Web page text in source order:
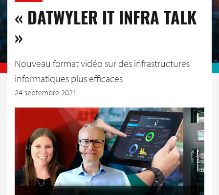
« DATWYLER IT INFRA TALK
»
Nouveau format vidéo sur des infrastructures
informatiques plus efficaces
24 septembre 2021